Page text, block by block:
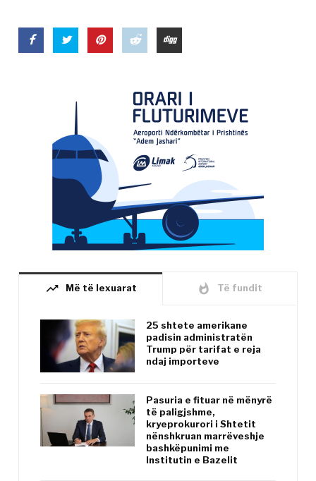
trending_up Më të lexuarat whatshot Të fundit
25 shtete amerikane
padisin administratën
Trump për tarifat e reja
ndaj importeve
Pasuria e fituar në mënyrë
të paligjshme,
kryeprokurori i Shtetit
nënshkruan marrëveshje
bashkëpunimi me
Institutin e Bazelit